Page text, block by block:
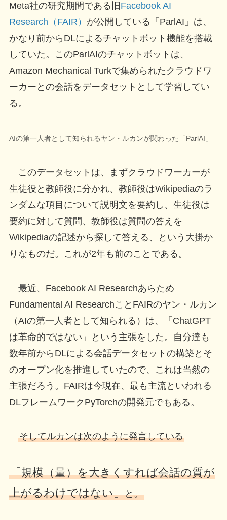
Meta社の研究期間である旧 Facebook AI
Research（FAIR） が公開している「ParlAI」は、
かなり前からDLによるチャットボット機能を搭載
していた。このParlAIのチャットボットは、
Amazon Mechanical Turkで集められたクラウドワ
ーカーとの会話をデータセットとして学習してい
る。
AIの第一人者として知られるヤン・ルカンが関わった「ParlAI」
このデータセットは、まずクラウドワーカーが
生徒役と教師役に分かれ、教師役はWikipediaのラ
ンダムな項目について説明文を要約し、生徒役は
要約に対して質問、教師役は質問の答えを
Wikipediaの記述から探して答える、という大掛か
りなものだ。これが2年も前のことである。
最近、Facebook AI Researchあらため
Fundamental AI ResearchことFAIRのヤン・ルカン
（AIの第一人者として知られる）は、「ChatGPT
は革命的ではない」という主張をした。自分達も
数年前からDLによる会話データセットの構築とそ
のオープン化を推進していたので、これは当然の
主張だろう。FAIRは今現在、最も主流といわれる
DLフレームワークPyTorchの開発元でもある。
そしてルカンは次のように発言している
「規模（量）を大きくすれば会話の質が
上がるわけではない」と。